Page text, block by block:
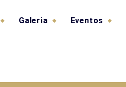
Galeria Eventos